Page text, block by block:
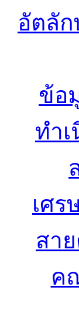
อัตลั
ข้อ
ทำ
เศร
สา
ค